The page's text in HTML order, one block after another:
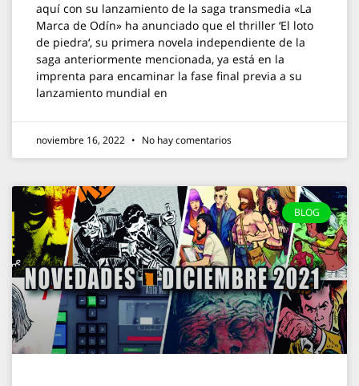
aquí con su lanzamiento de la saga transmedia «La
Marca de Odín» ha anunciado que el thriller ‘El loto
de piedra‘, su primera novela independiente de la
saga anteriormente mencionada, ya está en la
imprenta para encaminar la fase final previa a su
lanzamiento mundial en
noviembre 16, 2022 No hay comentarios
BLOG